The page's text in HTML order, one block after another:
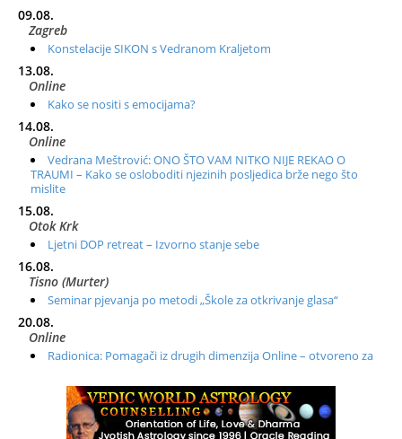
09.08.
Zagreb
Konstelacije SIKON s Vedranom Kraljetom
13.08.
Online
Kako se nositi s emocijama?
14.08.
Online
Vedrana Meštrović: ONO ŠTO VAM NITKO NIJE REKAO O
TRAUMI – Kako se osloboditi njezinih posljedica brže nego što
mislite
15.08.
Otok Krk
Ljetni DOP retreat – Izvorno stanje sebe
16.08.
Tisno (Murter)
Seminar pjevanja po metodi „Škole za otkrivanje glasa“
20.08.
Online
Radionica: Pomagači iz drugih dimenzija Online – otvoreno za
Zagreb+Online
Osnovni ThetaHealing® tečaj, Zagreb i Online